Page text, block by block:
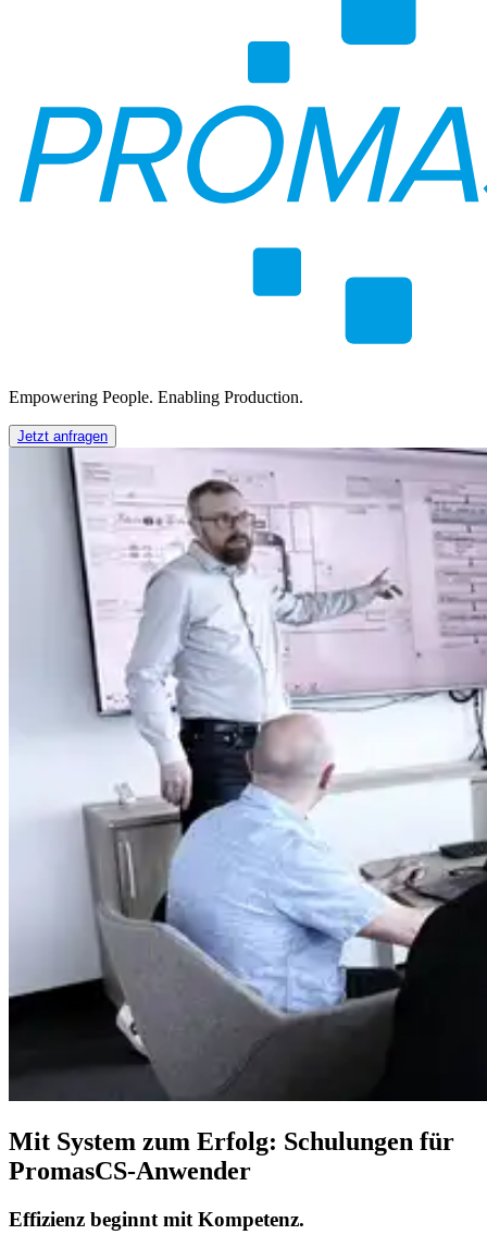
Empowering People. Enabling Production.
Jetzt anfragen
Mit System zum Erfolg: Schulungen für
PromasCS-Anwender
Effizienz beginnt mit Kompetenz.